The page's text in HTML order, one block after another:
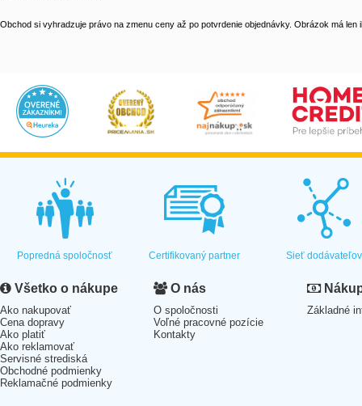
Obchod si vyhradzuje právo na zmenu ceny až po potvrdenie objednávky. Obrázok má len
Popredná spoločnosť Certifikovaný partner Sieť dodávateľov
Všetko o nákupe
Ako nakupovať
Cena dopravy
Ako platiť
Ako reklamovať
Servisné strediská
Obchodné podmienky
Reklamačné podmienky
O nás
O spoločnosti
Voľné pracovné pozície
Kontakty
Základné